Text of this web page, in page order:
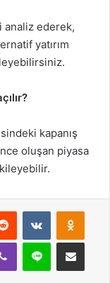
analiz ederek,
yatırım
kapanış
oluşan piyasa
Reddit VKontakte
Viber Line E-Posta ile